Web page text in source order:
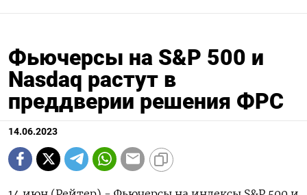
Фьючерсы на S&P 500 и
Nasdaq растут в
преддверии решения ФРС
14.06.2023